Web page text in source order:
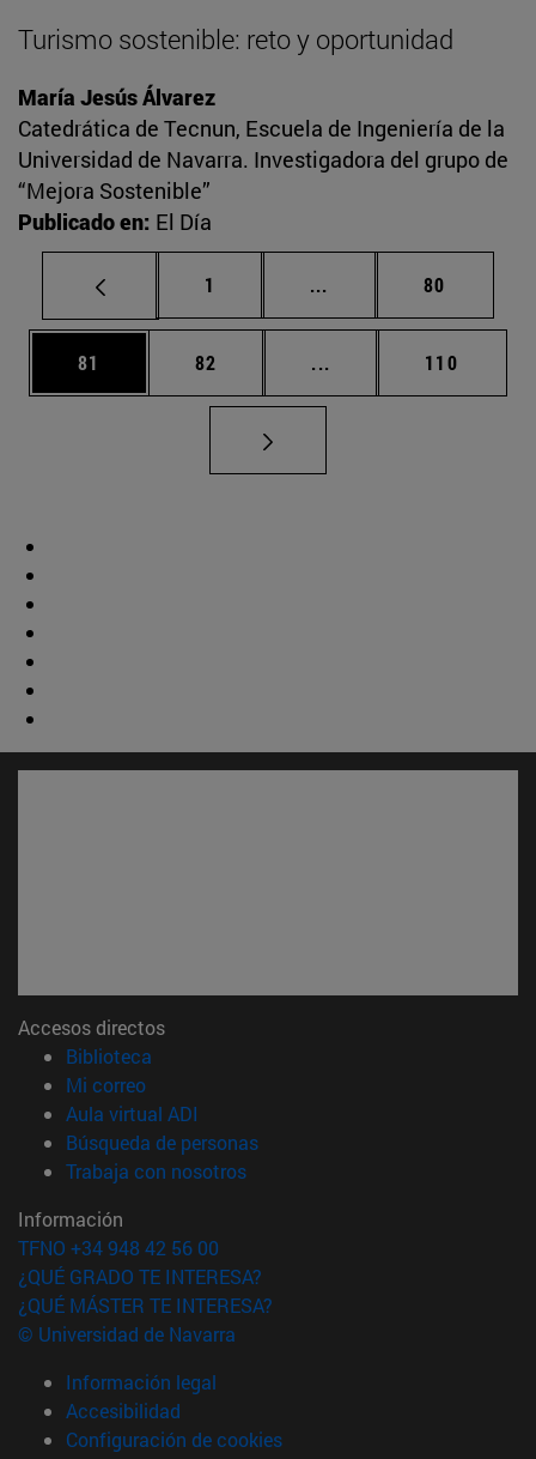
Turismo sostenible: reto y oportunidad
María Jesús Álvarez
Catedrática de Tecnun, Escuela de Ingeniería de la
Universidad de Navarra. Investigadora del grupo de
“Mejora Sostenible”
Publicado en: El Día
Página
1 ... Páginas intermedias
Página
80
Página
81 Página
82 ... Páginas intermedias
Página
110
Accesos directos
Biblioteca
Mi correo(abre en nueva ventana)
Aula virtual ADI
Búsqueda de personas(abre en nueva ventana)
Trabaja con nosotros(abre en nueva ventana)
Información
TFNO +34 948 42 56 00
¿QUÉ GRADO TE INTERESA?
¿QUÉ MÁSTER TE INTERESA?
© Universidad de Navarra
Información legal
Accesibilidad
Configuración de cookies